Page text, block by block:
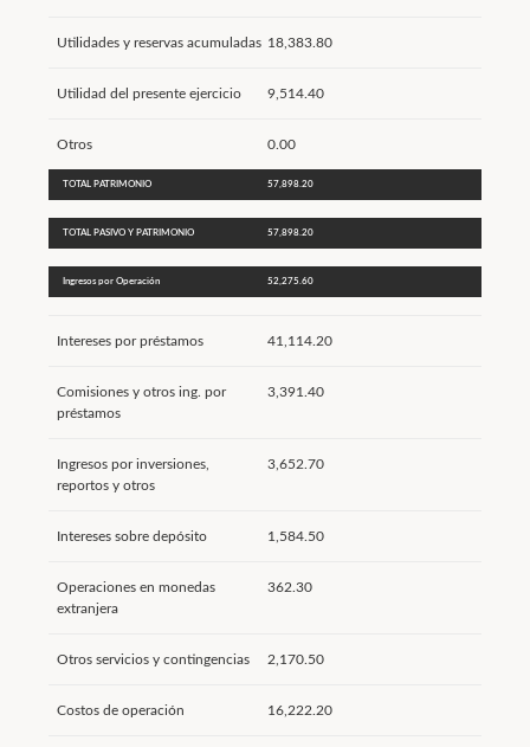
Utilidades y reservas acumuladas 18,383.80
Utilidad del presente ejercicio 9,514.40
Otros 0.00
TOTAL PATRIMONIO 57,898.20
TOTAL PASIVO Y PATRIMONIO 57,898.20
Ingresos por Operación 52,275.60
Intereses por préstamos 41,114.20
Comisiones y otros ing. por
préstamos
3,391.40
Ingresos por inversiones,
reportos y otros
3,652.70
Intereses sobre depósito 1,584.50
Operaciones en monedas
extranjera
362.30
Otros servicios y contingencias 2,170.50
Costos de operación 16,222.20